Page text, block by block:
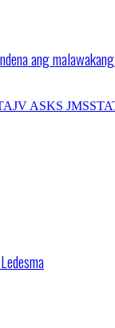
ang
JV ASKS JMS